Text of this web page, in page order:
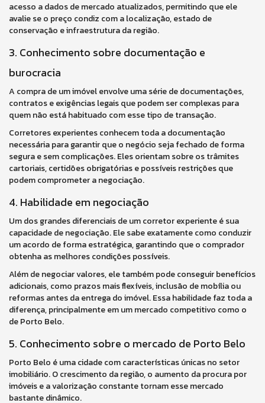
acesso a dados de mercado atualizados, permitindo que ele
avalie se o preço condiz com a localização, estado de
conservação e infraestrutura da região.
3. Conhecimento sobre documentação e
burocracia
A compra de um imóvel envolve uma série de documentações,
contratos e exigências legais que podem ser complexas para
quem não está habituado com esse tipo de transação.
Corretores experientes conhecem toda a documentação
necessária para garantir que o negócio seja fechado de forma
segura e sem complicações. Eles orientam sobre os trâmites
cartoriais, certidões obrigatórias e possíveis restrições que
podem comprometer a negociação.
4. Habilidade em negociação
Um dos grandes diferenciais de um corretor experiente é sua
capacidade de negociação. Ele sabe exatamente como conduzir
um acordo de forma estratégica, garantindo que o comprador
obtenha as melhores condições possíveis.
Além de negociar valores, ele também pode conseguir benefícios
adicionais, como prazos mais flexíveis, inclusão de mobília ou
reformas antes da entrega do imóvel. Essa habilidade faz toda a
diferença, principalmente em um mercado competitivo como o
de Porto Belo.
5. Conhecimento sobre o mercado de Porto Belo
Porto Belo é uma cidade com características únicas no setor
imobiliário. O crescimento da região, o aumento da procura por
imóveis e a valorização constante tornam esse mercado
bastante dinâmico.